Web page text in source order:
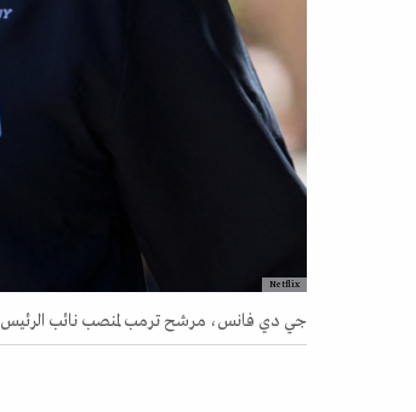
Netflix
جي دي فانس، مرشح ترمب لمنصب نائب الرئيس